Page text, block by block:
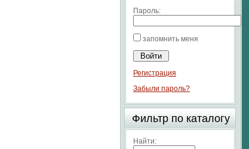
Пароль:
запомнить меня
Регистрация
Забыли пароль?
Фильтр по каталогу
Найти: